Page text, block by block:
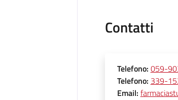
Contatti
Telefono: 059-
Telefono: 339-
Email: